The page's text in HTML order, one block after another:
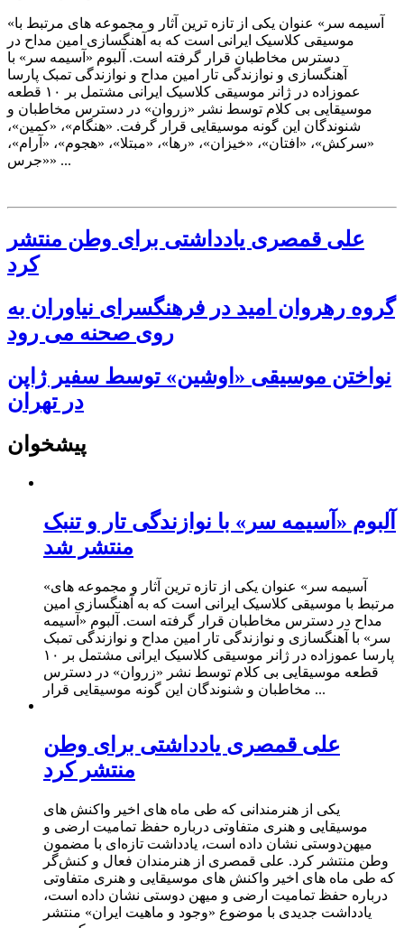
«آسیمه سر» عنوان یکی از تازه ترین آثار و مجموعه های مرتبط با
موسیقی کلاسیک ایرانی است که به آهنگسازی امین مداح در
دسترس مخاطبان قرار گرفته است. آلبوم «آسیمه سر» با
آهنگسازی و نوازندگی تار امین مداح و نوازندگی تمبک پارسا
عموزاده در ژانر موسیقی کلاسیک ایرانی مشتمل بر ۱۰ قطعه
موسیقایی بی کلام توسط نشر «زروان» در دسترس مخاطبان و
شنوندگان این گونه موسیقایی قرار گرفت. «هنگام»، «کمین»،
«سرکش»، «افتان»، «خیزان»، «رها»، «مبتلا»، «هجوم»، «آرام»،
«جرس» ...
علی قمصری یادداشتی برای وطن منتشر
کرد
گروه رهروان امید در فرهنگسرای نیاوران به
روی صحنه می رود
نواختن موسیقی «اوشین» توسط سفیر ژاپن
در تهران
پیشخوان
آلبوم «آسیمه سر» با نوازندگی تار و تنبک
منتشر شد
«آسیمه سر» عنوان یکی از تازه ترین آثار و مجموعه های
مرتبط با موسیقی کلاسیک ایرانی است که به آهنگسازی امین
مداح در دسترس مخاطبان قرار گرفته است. آلبوم «آسیمه
سر» با آهنگسازی و نوازندگی تار امین مداح و نوازندگی تمبک
پارسا عموزاده در ژانر موسیقی کلاسیک ایرانی مشتمل بر ۱۰
قطعه موسیقایی بی کلام توسط نشر «زروان» در دسترس
مخاطبان و شنوندگان این گونه موسیقایی قرار ...
علی قمصری یادداشتی برای وطن
منتشر کرد
یکی از هنرمندانی که طی ماه های اخیر واکنش های
موسیقایی و هنری متفاوتی درباره حفظ تمامیت ارضی و
میهن‌دوستی نشان داده است، یادداشت تازه‌ای با مضمون
وطن منتشر کرد. علی قمصری از هنرمندان فعال و کنش‌گر
که طی ماه های اخیر واکنش های موسیقایی و هنری متفاوتی
درباره حفظ تمامیت ارضی و میهن دوستی نشان داده است،
یادداشت جدیدی با موضوع «وجود و ماهیت ایران» منتشر